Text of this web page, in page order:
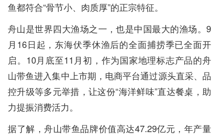
鱼都符合“骨节小、肉质厚”的正宗特征。
舟山是世界四大渔场之一，也是中国最大的渔场。9
月16日起，东海伏季休渔后的全面捕捞季已全面开
启。10月底至11月初，作为国家地理标志产品的舟
山带鱼进入集中上市期，电商平台通过源头直采、品
控升级等多元举措，让这份“海洋鲜味”直达餐桌，助
力提振消费活力。
据了解，舟山带鱼品牌价值高达47.29亿元，年产量